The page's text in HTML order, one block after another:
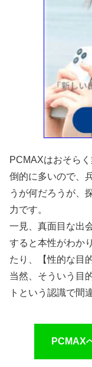
PCMAXはおそら
倒的に多いので、
うが何だろうが、
力です。
一見、真面目な出
すると本性がわか
たり、【性的な目
当然、そういう目
トという認識で間
PCMAX